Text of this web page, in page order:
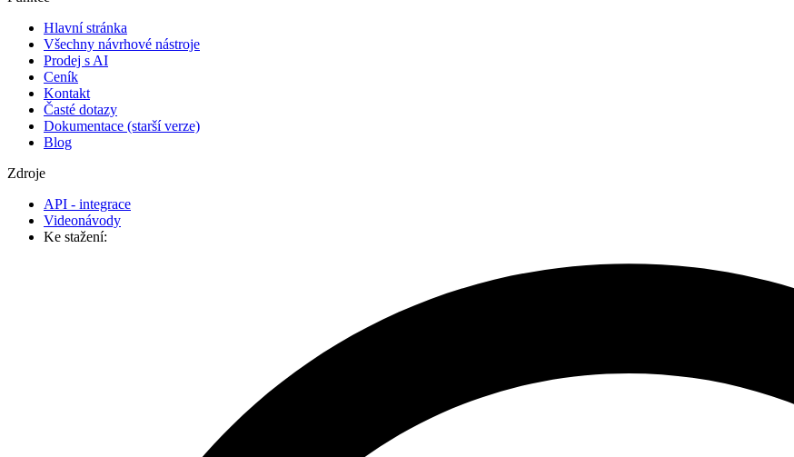
Hlavní stránka
Všechny návrhové nástroje
Prodej s AI
Ceník
Kontakt
Časté dotazy
Dokumentace (starší verze)
Blog
Zdroje
API - integrace
Videonávody
Ke stažení: